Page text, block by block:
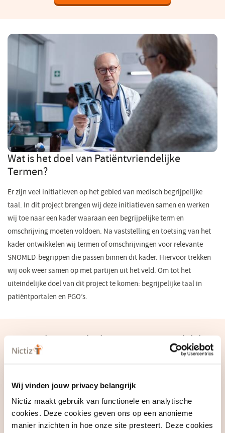
Wij vinden jouw privacy belangrijk
Nictiz maakt gebruik van functionele en analytische
cookies. Deze cookies geven ons op een anonieme
manier inzichten in hoe onze site presteert. Deze cookies
Wat is het doel van Patiëntvriendelijke
Termen?
Er zijn veel initiatieven op het gebied van medisch begrijpelijke
taal. In dit project brengen wij deze initiatieven samen en werken
wij toe naar een kader waaraan een begrijpelijke term en
omschrijving moeten voldoen. Na vaststelling en toetsing van het
kader ontwikkelen wij termen of omschrijvingen voor relevante
SNOMED-begrippen die passen binnen dit kader. Hiervoor trekken
wij ook weer samen op met partijen uit het veld. Om tot het
uiteindelijke doel van dit project te komen: begrijpelijke taal in
patiëntportalen en PGO’s.
Wat is het voordeel van Patiëntvriendelijke